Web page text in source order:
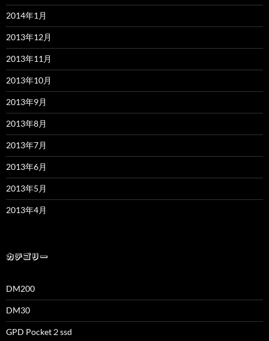
2014年1月
2013年12月
2013年11月
2013年10月
2013年9月
2013年8月
2013年7月
2013年6月
2013年5月
2013年4月
カテゴリー
DM200
DM30
GPD Pocket２ssd